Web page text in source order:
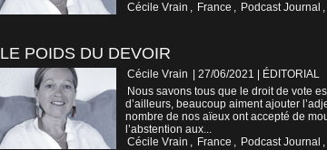
Cécile Vrain , France , Podcast Journal ,
LE POIDS DU DEVOIR
Cécile Vrain | 27/06/2021
ÉDITORIAL
Nous savons tous que le droit de vote
d’ailleurs, beaucoup aiment ajouter
nombre de nos aïeux ont accepté de
l’abstention aux...
Cécile Vrain , France , Podcast Journal ,